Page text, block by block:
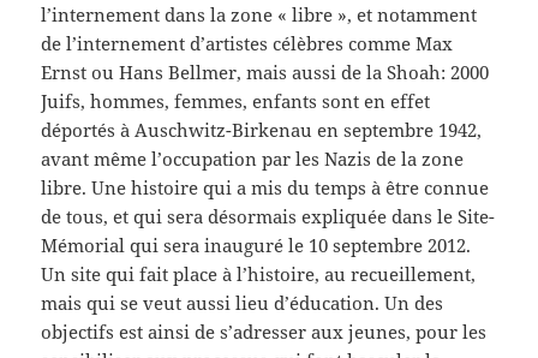
l’internement dans la zone « libre », et notamment
de l’internement d’artistes célèbres comme Max
Ernst ou Hans Bellmer, mais aussi de la Shoah: 2000
Juifs, hommes, femmes, enfants sont en effet
déportés à Auschwitz-Birkenau en septembre 1942,
avant même l’occupation par les Nazis de la zone
libre. Une histoire qui a mis du temps à être connue
de tous, et qui sera désormais expliquée dans le Site-
Mémorial qui sera inauguré le 10 septembre 2012.
Un site qui fait place à l’histoire, au recueillement,
mais qui se veut aussi lieu d’éducation. Un des
objectifs est ainsi de s’adresser aux jeunes, pour les